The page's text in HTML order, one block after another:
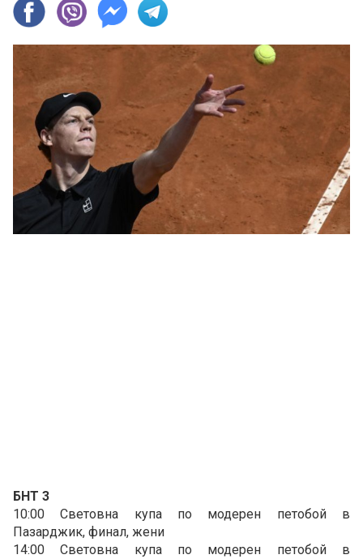
БНТ 3
10:00 Световна купа по модерен петобой в
Пазарджик, финал, жени
14:00 Световна купа по модерен петобой в